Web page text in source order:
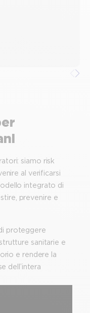
siamo risk
al verificarsi
integrato di
prevenire e
proteggere
sanitarie e
e rendere la
dell’intera